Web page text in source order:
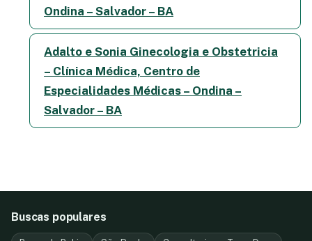
Ondina – Salvador – BA
Adalto e Sonia Ginecologia e Obstetricia
– Clínica Médica, Centro de
Especialidades Médicas – Ondina –
Salvador – BA
Buscas populares